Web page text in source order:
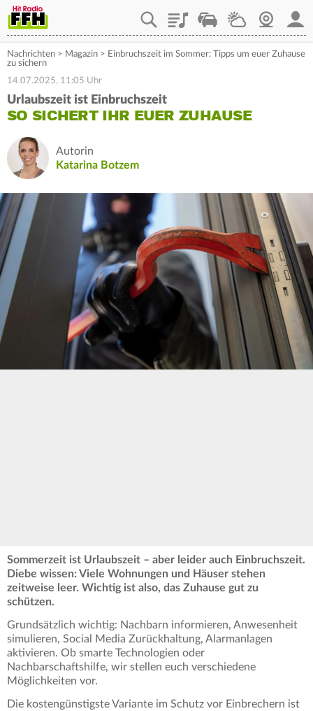
PlaylistStaupilotWetterWebcam
Nachrichten > Magazin > Einbruchszeit im Sommer: Tipps um euer Zuhause
zu sichern
14.07.2025, 11:05 Uhr
Urlaubszeit ist Einbruchszeit
SO SICHERT IHR EUER ZUHAUSE
Autorin
Katarina Botzem
Sommerzeit ist Urlaubszeit – aber leider auch Einbruchszeit.
Diebe wissen: Viele Wohnungen und Häuser stehen
zeitweise leer. Wichtig ist also, das Zuhause gut zu
schützen.
Grundsätzlich wichtig: Nachbarn informieren, Anwesenheit
simulieren, Social Media Zurückhaltung, Alarmanlagen
aktivieren. Ob smarte Technologien oder
Nachbarschaftshilfe, wir stellen euch verschiedene
Möglichkeiten vor.
Die kostengünstigste Variante im Schutz vor Einbrechern ist